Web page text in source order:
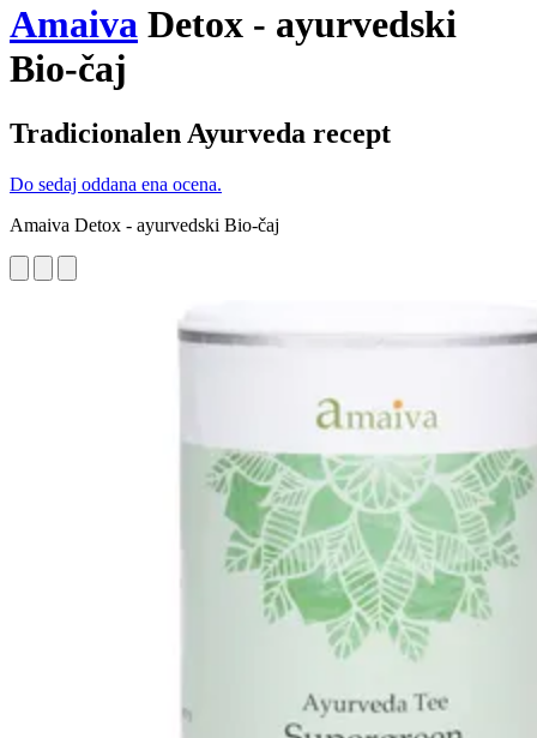
Amaiva Detox - ayurvedski
Bio-čaj
Tradicionalen Ayurveda recept
Do sedaj oddana ena ocena.
Amaiva Detox - ayurvedski Bio-čaj